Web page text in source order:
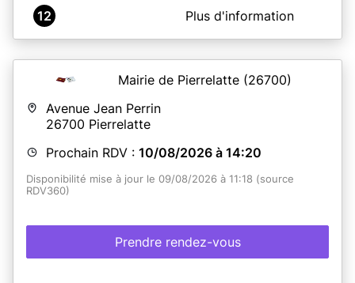
A propos de Mairie de Moussac
En savoir plus
12 Plus d'information
Mairie de Pierrelatte (26700)
Avenue Jean Perrin
26700 Pierrelatte
Prochain RDV : 10/08/2026 à 14:20
Disponibilité mise à jour le 09/08/2026 à 11:18 (source
RDV360)
Prendre rendez-vous